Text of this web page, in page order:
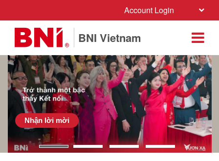
Account Login
BNI Vietnam
Nhận lời mời